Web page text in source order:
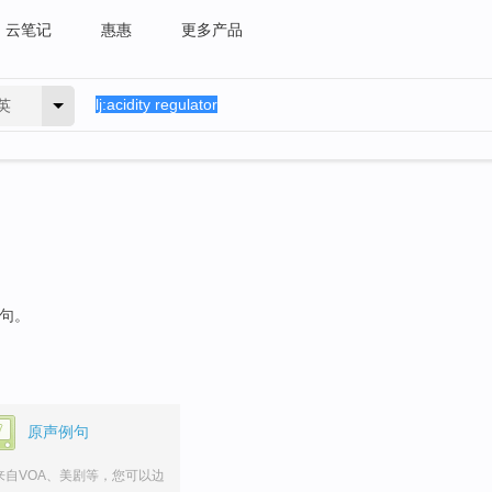
云笔记 惠惠 更多产品
。
原声例句
自VOA、美剧等，您可以边